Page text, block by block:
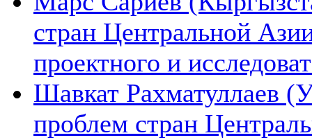
стран Центральной
проектного и
Шавкат Рахматуллаев
проблем стран